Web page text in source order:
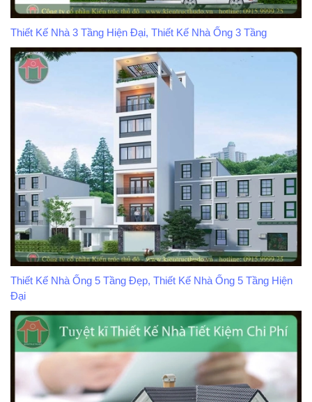
Thiết Kế Nhà 3 Tầng Hiện Đại, Thiết Kế Nhà Ống 3 Tầng
Thiết Kế Nhà Ống 5 Tầng Đẹp, Thiết Kế Nhà Ống 5 Tầng Hiện
Đại